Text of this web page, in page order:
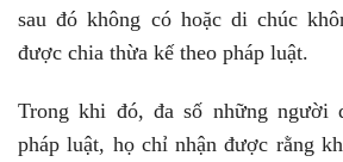
sau đó không có hoặc di chúc
được chia thừa kế theo pháp luật.
Trong khi đó, đa số những người
pháp luật, họ chỉ nhận được rằng